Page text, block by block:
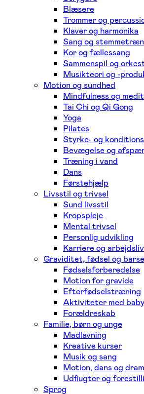
Blæsere
Trommer og
Klaver og harmonika
Sang og
Kor og fællessang
Sammenspil og
Musikteori og -
Motion og sundhed
Mindfulness og
Tai Chi og Qi Gong
Yoga
Pilates
Styrke- og
Bevægelse og
Træning i vand
Dans
Førstehjælp
Livsstil og trivsel
Sund livsstil
Kropspleje
Mental trivsel
Personlig udvikling
Karriere og arbejdsliv
Graviditet, fødsel og
Fødselsforberedelse
Motion for gravide
Efterfødselstræning
Aktiviteter med baby
Forældreskab
Familie, børn og unge
Madlavning
Kreative kurser
Musik og sang
Motion, dans og
Udflugter og
Sprog